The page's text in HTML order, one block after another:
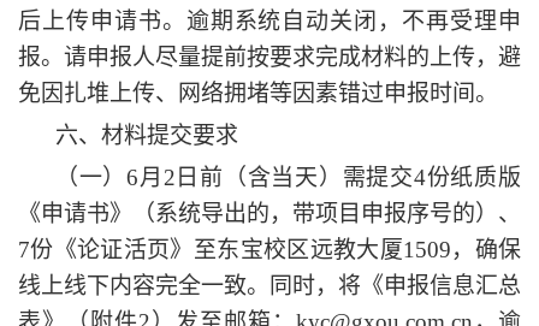
后上传申请书。逾期系统自动关闭，不再受理申
报。请申报人尽量提前按要求完成材料的上传，避
免因扎堆上传、网络拥堵等因素错过申报时间。
六、材料提交要求
（一）6月2日前（含当天）需提交4份纸质版
《申请书》（系统导出的，带项目申报序号的）、
7份《论证活页》至东宝校区远教大厦1509，确保
线上线下内容完全一致。同时，将《申报信息汇总